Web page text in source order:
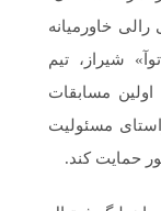
خاورمیانه
شیراز، تیم
مسابقات
مسئولیت
حمایت کند.